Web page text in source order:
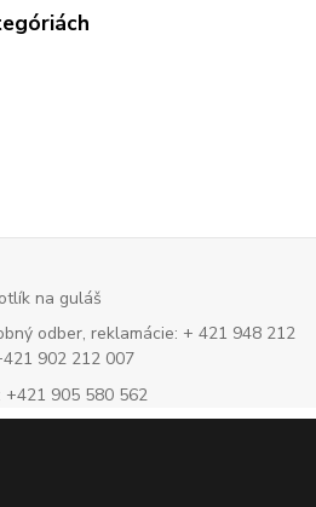
na guláš
odber, reklamácie: + 421 948 212
902 212 007
+421 905 580 562